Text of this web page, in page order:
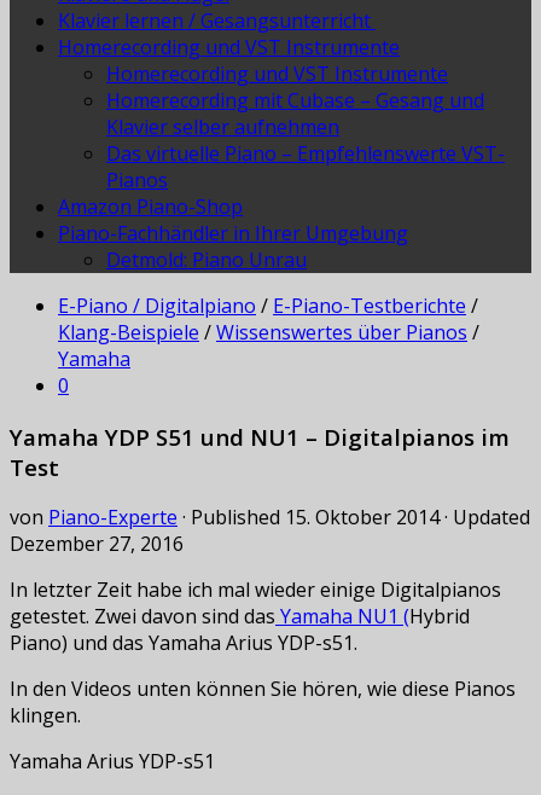
Klavier lernen / Gesangsunterricht
Homerecording und VST Instrumente
Homerecording und VST Instrumente
Homerecording mit Cubase – Gesang und
Klavier selber aufnehmen
Das virtuelle Piano – Empfehlenswerte VST-
Pianos
Amazon Piano-Shop
Piano-Fachhändler in Ihrer Umgebung
Detmold: Piano Unrau
E-Piano / Digitalpiano / E-Piano-Testberichte /
Klang-Beispiele /Wissenswertes über Pianos /
Yamaha
0
Yamaha YDP S51 und NU1 – Digitalpianos im
Test
von Piano-Experte · Published 15. Oktober 2014· Updated
Dezember 27, 2016
In letzter Zeit habe ich mal wieder einige Digitalpianos
getestet. Zwei davon sind das Yamaha NU1 (Hybrid
Piano) und das Yamaha Arius YDP-s51.
In den Videos unten können Sie hören, wie diese Pianos
klingen.
Yamaha Arius YDP-s51